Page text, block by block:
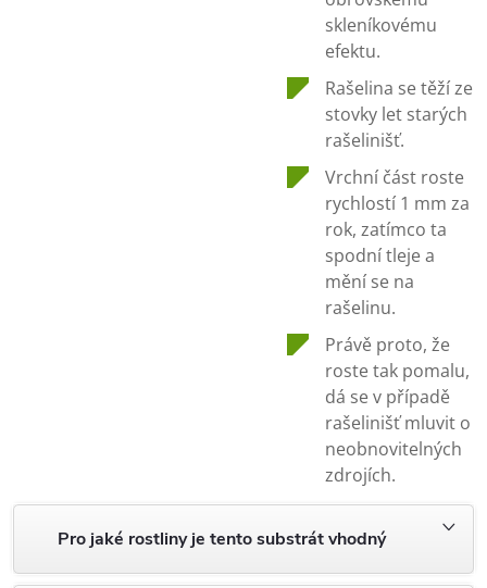
skleníkovému
efektu.
Rašelina se těží ze
stovky let starých
rašelinišť.
Vrchní část roste
rychlostí 1 mm za
rok, zatímco ta
spodní tleje a
mění se na
rašelinu.
Právě proto, že
roste tak pomalu,
dá se v případě
rašelinišť mluvit o
neobnovitelných
zdrojích.
Pro jaké rostliny je tento substrát vhodný